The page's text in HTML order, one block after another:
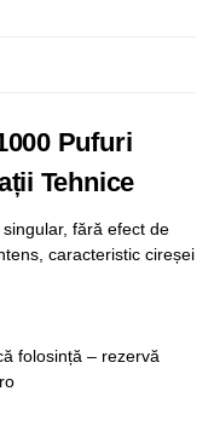
Pufuri
Tehnice
fără efect de
caracteristic cireșei
folosință – rezervă